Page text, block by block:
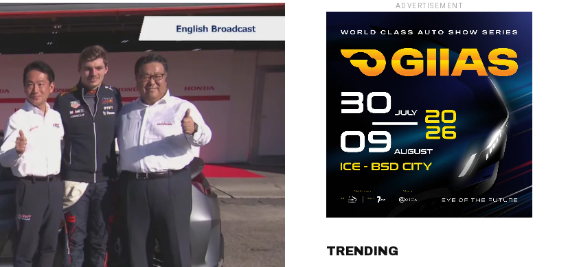
ADVERTISEMENT
TRENDING